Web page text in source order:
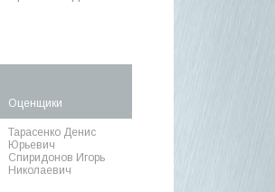
Оценщики
Тарасенко Денис
Юрьевич
Спиридонов Игорь
Николаевич